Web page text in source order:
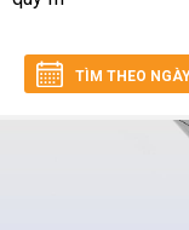
TÌM THEO